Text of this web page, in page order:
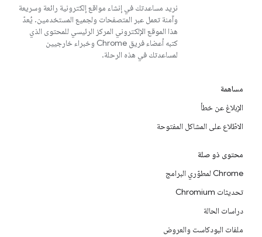
نريد مساعدتك في إنشاء مواقع إلكترونية رائعة وسريعة
وآمنة تعمل عبر المتصفحات ولجميع المستخدمين. يُعدّ
هذا الموقع الإلكتروني المركز الرئيسي للمحتوى الذي
كتبه أعضاء فريق Chrome وخبراء خارجيين
لمساعدتك في هذه الرحلة.
مساهمة
الإبلاغ عن خطأ
الاطّلاع على المشاكل المفتوحة
محتوى ذو صلة
Chrome لمطوّري البرامج
تحديثات Chromium
دراسات الحالة
ملفات البودكاست والعروض